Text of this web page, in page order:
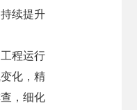
续提升
程运行
化，精
，细化